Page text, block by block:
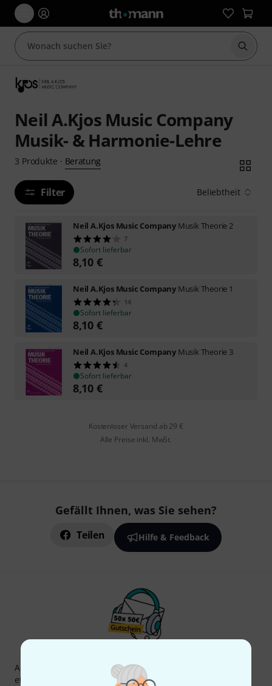
Suche
Neil A.Kjos Music Company
Musik- & Harmonie-Lehre
3 Produkte · Beratung
Filter Beliebtheit
Neil A.Kjos Music Company Musik Theorie 2
7
Sofort lieferbar
8,10 €
Neil A.Kjos Music Company Musik Theorie 1
14
Sofort lieferbar
8,10 €
Neil A.Kjos Music Company Musik Theorie 3
4
Sofort lieferbar
8,10 €
Kostenloser Versand ab 29 €
Alle Preise inkl. MwSt.
Gefällt Ihnen, was Sie sehen?
Teilen Hilfe & Feedback
Abonniere den Thomann Newsletter und gewinne mit
etwas Glück einen von
50 Gutscheinen